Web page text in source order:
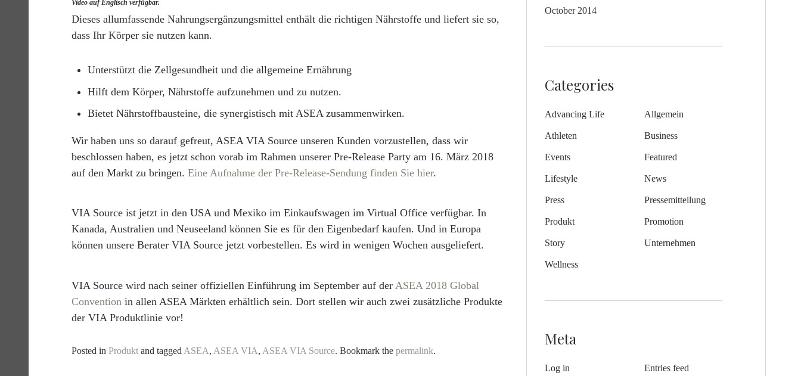
Video auf Englisch verfügbar.
Dieses allumfassende Nahrungsergänzungsmittel enthält die richtigen Nährstoffe und liefert sie so,
dass Ihr Körper sie nutzen kann.
Unterstützt die Zellgesundheit und die allgemeine Ernährung
Hilft dem Körper, Nährstoffe aufzunehmen und zu nutzen.
Bietet Nährstoffbausteine, die synergistisch mit ASEA zusammenwirken.
Wir haben uns so darauf gefreut, ASEA VIA Source unseren Kunden vorzustellen, dass wir
beschlossen haben, es jetzt schon vorab im Rahmen unserer Pre-Release Party am 16. März 2018
auf den Markt zu bringen. Eine Aufnahme der Pre-Release-Sendung finden Sie hier.
VIA Source ist jetzt in den USA und Mexiko im Einkaufswagen im Virtual Office verfügbar. In
Kanada, Australien und Neuseeland können Sie es für den Eigenbedarf kaufen. Und in Europa
können unsere Berater VIA Source jetzt vorbestellen. Es wird in wenigen Wochen ausgeliefert.
VIA Source wird nach seiner offiziellen Einführung im September auf der ASEA 2018 Global
Convention in allen ASEA Märkten erhältlich sein. Dort stellen wir auch zwei zusätzliche Produkte
der VIA Produktlinie vor!
Posted in Produkt and tagged ASEA, ASEA VIA, ASEA VIA Source. Bookmark the permalink.
October 2014
Categories
Advancing Life Allgemein
Athleten Business
Events Featured
Lifestyle News
Press Pressemitteilung
Produkt Promotion
Story Unternehmen
Wellness
Meta
Log in Entries feed